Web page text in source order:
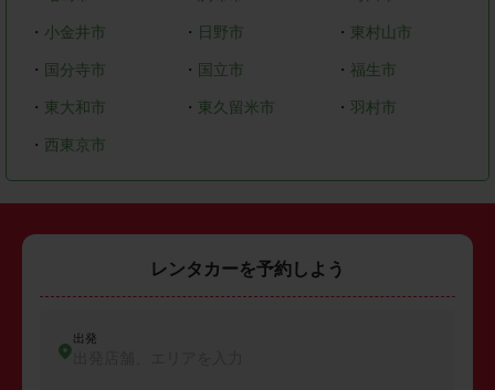
・ 小金井市 ・ 日野市 ・ 東村山市
・ 国分寺市 ・ 国立市 ・ 福生市
・ 東大和市 ・ 東久留米市 ・羽村市
・ 西東京市
レンタカーを予約しよう
出発